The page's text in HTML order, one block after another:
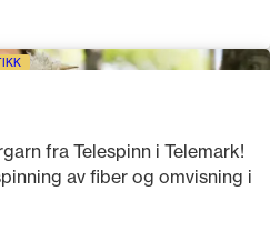
fra Telespinn i Telemark!
av fiber og omvisning i